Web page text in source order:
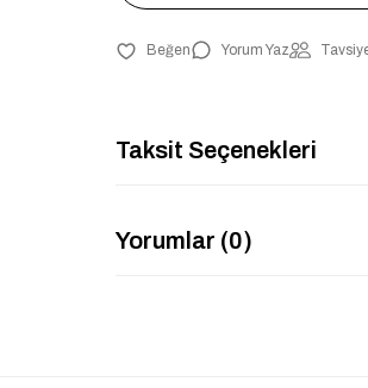
Yorum Yaz
Taksit Seçenekleri
Yorumlar (0)